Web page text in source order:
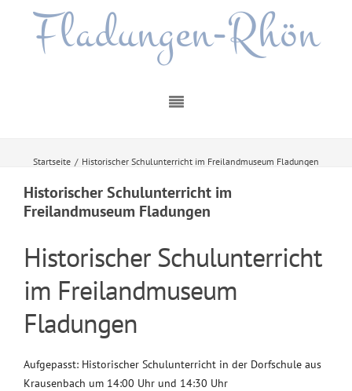
Fladungen-Rhön
Startseite / Historischer Schulunterricht im Freilandmuseum Fladungen
Historischer Schulunterricht im
Freilandmuseum Fladungen
Historischer Schulunterricht
im Freilandmuseum
Fladungen
Aufgepasst: Historischer Schulunterricht in der Dorfschule aus
Krausenbach um 14:00 Uhr und 14:30 Uhr